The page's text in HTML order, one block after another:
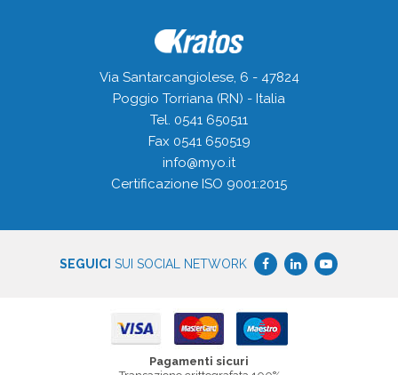
Via Santarcangiolese, 6 - 47824
Poggio Torriana (RN) - Italia
Tel. 0541 650511
Fax 0541 650519
info@myo.it
Certificazione ISO 9001:2015
SEGUICI SUI SOCIAL NETWORK
Pagamenti sicuri